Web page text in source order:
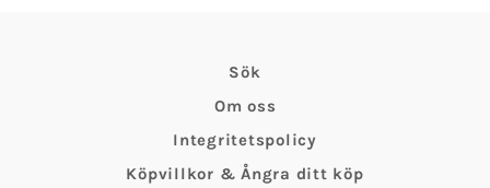
Sök
Om oss
Integritetspolicy
Köpvillkor & Ångra ditt köp